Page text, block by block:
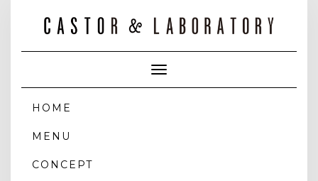
Toggle
Navigation
HOME
MENU
CONCEPT